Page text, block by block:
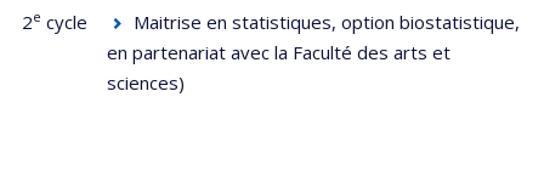
2e cycle Maitrise en statistiques, option biostatistique,
en partenariat avec la Faculté des arts et
sciences)